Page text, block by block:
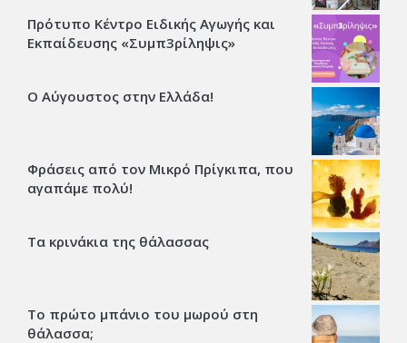
Πρότυπο Κέντρο Ειδικής Αγωγής και
Εκπαίδευσης «Συμπ3ρίληψις»
Ο Αύγουστος στην Ελλάδα!
Φράσεις από τον Μικρό Πρίγκιπα, που
αγαπάμε πολύ!
Τα κρινάκια της θάλασσας
Το πρώτο μπάνιο του μωρού στη
θάλασσα;